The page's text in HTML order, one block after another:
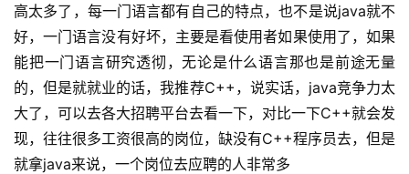
高太多了，每一门语言都有自己的特点，也不是说java就不
好，一门语言没有好坏，主要是看使用者如果使用了，如果
能把一门语言研究透彻，无论是什么语言那也是前途无量
的，但是就就业的话，我推荐C++，说实话，java竞争力太
大了，可以去各大招聘平台去看一下，对比一下C++就会发
现，往往很多工资很高的岗位，缺没有C++程序员去，但是
就拿java来说，一个岗位去应聘的人非常多